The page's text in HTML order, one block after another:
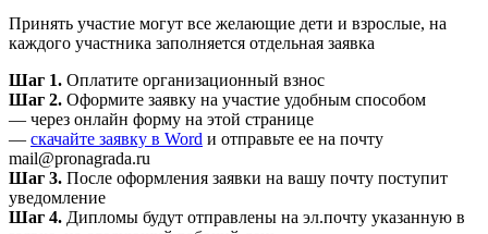
Принять участие могут все желающие дети и взрослые, на
каждого участника заполняется отдельная заявка
Шаг 1. Оплатите организационный взнос
Шаг 2. Оформите заявку на участие удобным способом
— через онлайн форму на этой странице
— скачайте заявку в Word и отправьте ее на почту
mail@pronagrada.ru
Шаг 3. После оформления заявки на вашу почту поступит
уведомление
Шаг 4. Дипломы будут отправлены на эл.почту указанную в